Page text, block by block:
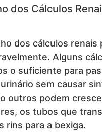
dos Cálculos
dos cálculos renais
Alguns
o suficiente para
sem causar
outros podem
os tubos que
rins para a bexiga.